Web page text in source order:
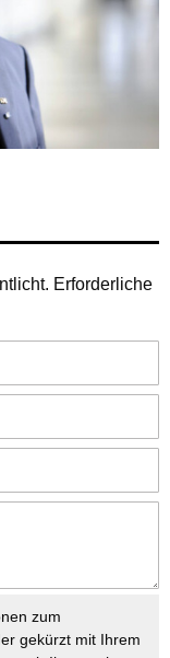
Erforderliche
zum
gekürzt mit Ihrem